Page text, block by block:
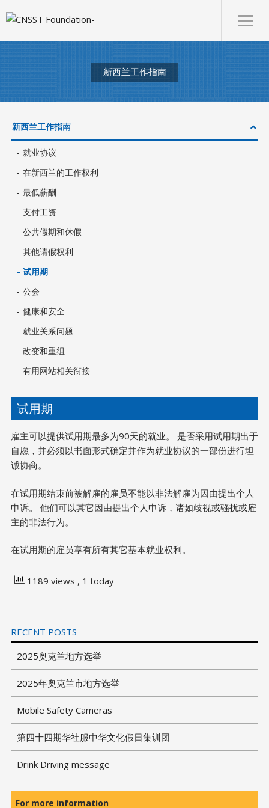
新西兰工作指南
新西兰工作指南
就业协议
在新西兰的工作权利
最低薪酬
支付工资
公共假期和休假
其他请假权利
试用期
公会
健康和安全
就业关系问题
改变和重组
有用网站相关衔接
试用期
雇主可以提供试用期最多为90天的就业。 是否采用试用期出于
自愿，并必须以书面形式确定并作为就业协议的一部份进行坦
诚协商。
在试用期结束前被解雇的雇员不能以非法解雇为因由提出个人
申诉。 他们可以其它因由提出个人申诉，诸如歧视或骚扰或雇
主的非法行为。
在试用期的雇员享有所有其它基本就业权利。
1189 views , 1 today
RECENT POSTS
2025奥克兰地方选举
2025年奥克兰市地方选举
Mobile Safety Cameras
第四十四期华社服中华文化假日集训团
Drink Driving message
For more information